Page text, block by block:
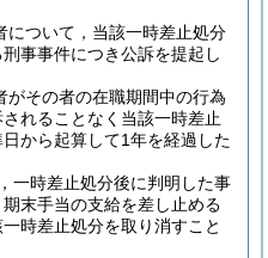
について，当該一時差止処分
事事件につき公訴を提起し
がその者の在職期間中の行為
れることなく当該一時差止
から起算して1年を経過した
一時差止処分後に判明した事
末手当の支給を差し止める
時差止処分を取り消すこと